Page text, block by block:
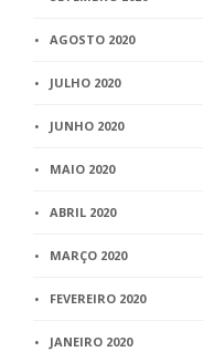
AGOSTO 2020
JULHO 2020
JUNHO 2020
MAIO 2020
ABRIL 2020
MARÇO 2020
FEVEREIRO 2020
JANEIRO 2020